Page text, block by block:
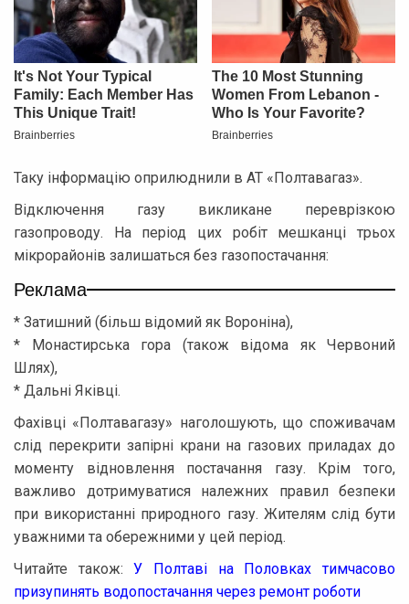
Таку інформацію оприлюднили в АТ «Полтавагаз».
Відключення газу викликане переврізкою
газопроводу. На період цих робіт мешканці трьох
мікрорайонів залишаться без газопостачання:
Реклама
* Затишний (більш відомий як Вороніна),
* Монастирська гора (також відома як Червоний
Шлях),
* Дальні Яківці.
Фахівці «Полтавагазу» наголошують, що споживачам
слід перекрити запірні крани на газових приладах до
моменту відновлення постачання газу. Крім того,
важливо дотримуватися належних правил безпеки
при використанні природного газу. Жителям слід бути
уважними та обережними у цей період.
Читайте також:У Полтаві на Половках тимчасово
призупинять водопостачання через ремонт роботи